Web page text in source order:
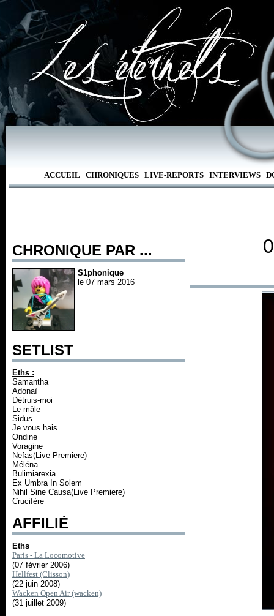
ACCUEIL CHRONIQUES LIVE-REPORTS INTERVIEWS
CHRONIQUE PAR ...
S1phonique
le 07 mars 2016
SETLIST
Eths :
Samantha
Adonaï
Détruis-moi
Le mâle
Sidus
Je vous hais
Ondine
Voragine
Nefas(Live Premiere)
Méléna
Bulimiarexia
Ex Umbra In Solem
Nihil Sine Causa(Live Premiere)
Crucifère
AFFILIÉ
Eths
Paris - La Locomotive
(07 février 2006)
Hellfest (Clisson)
(22 juin 2008)
Wacken Open Air (wacken)
(31 juillet 2009)